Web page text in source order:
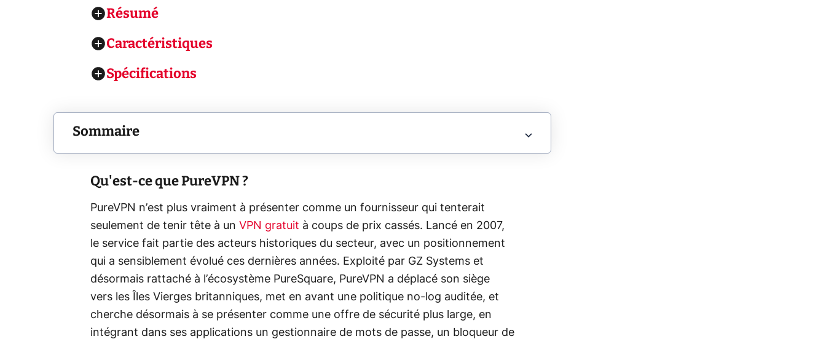
Résumé
Caractéristiques
Spécifications
Sommaire
Qu'est-ce que PureVPN ?
PureVPN n’est plus vraiment à présenter comme un fournisseur qui tenterait
seulement de tenir tête à un VPN gratuit à coups de prix cassés. Lancé en 2007,
le service fait partie des acteurs historiques du secteur, avec un positionnement
qui a sensiblement évolué ces dernières années. Exploité par GZ Systems et
désormais rattaché à l’écosystème PureSquare, PureVPN a déplacé son siège
vers les Îles Vierges britanniques, met en avant une politique no-log auditée, et
cherche désormais à se présenter comme une offre de sécurité plus large, en
intégrant dans ses applications un gestionnaire de mots de passe, un bloqueur de